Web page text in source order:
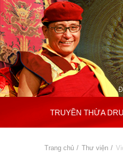
TRUYỀN THỪA
Trang chủ » Thư viện »